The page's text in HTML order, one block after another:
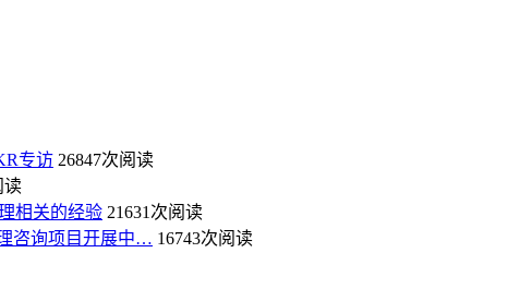
专访 26847次阅读
读
相关的经验 21631次阅读
咨询项目开展中… 16743次阅读